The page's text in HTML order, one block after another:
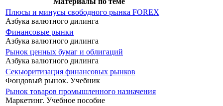
Плюсы и минусы свободного рынка FOREX
Азбука валютного дилинга
Финансовые рынки
Азбука валютного дилинга
Рынок ценных бумаг и облигаций
Азбука валютного дилинга
Секьюритизация финансовых рынков
Фондовый рынок. Учебник
Рынок товаров промышленного назначения
Маркетинг. Учебное пособие